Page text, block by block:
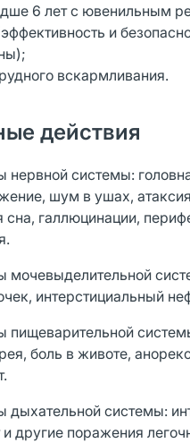
6 лет с ювенильным
и
вскармливания.
действия
нервной системы:
шум в ушах,
сна, галлюцинации,
мочевыделительной
интерстициальный
пищеварительной
боль в животе,
дыхательной системы:
другие поражения